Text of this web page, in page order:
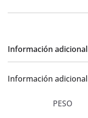
Información adicional
Información adicional
PESO